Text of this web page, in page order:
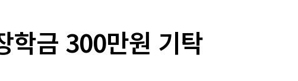
학금 300만원 기탁